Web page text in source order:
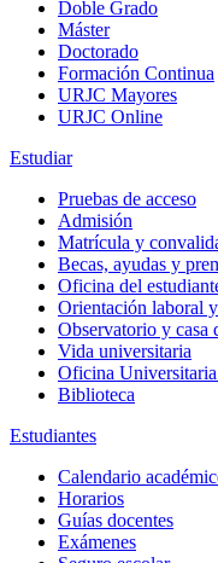
Doble Grado
Máster
Doctorado
Formación Continua
URJC Mayores
URJC Online
Estudiar
Pruebas de acceso
Admisión
Matrícula y
Becas, ayudas y
Oficina del
Orientación laboral
Observatorio y casa
Vida universitaria
Oficina
Biblioteca
Estudiantes
Calendario
Horarios
Guías docentes
Exámenes